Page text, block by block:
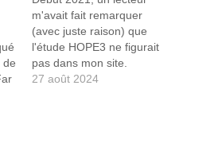
de
m'avait fait remarquer
(avec juste raison) que
l'étude HOPE3 ne figurait
pas dans mon site.
J'avais donc commencé à
27 août 2024